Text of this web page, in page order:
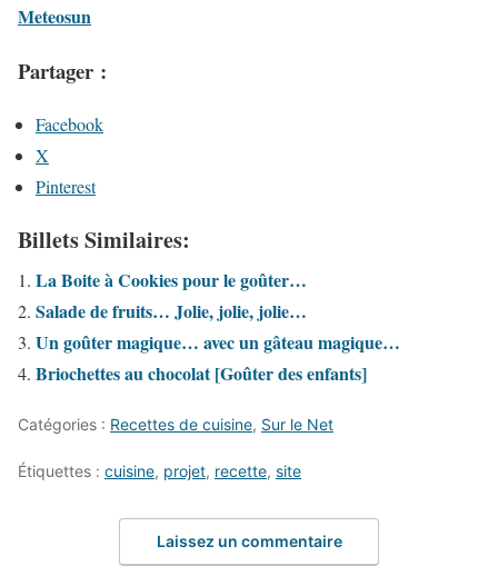
Meteosun
Partager :
Facebook
X
Pinterest
Billets Similaires:
La Boite à Cookies pour le goûter…
Salade de fruits… Jolie, jolie, jolie…
Un goûter magique… avec un gâteau magique…
Briochettes au chocolat [Goûter des enfants]
Catégories : Recettes de cuisine, Sur le Net
Étiquettes : cuisine, projet, recette, site
Laissez un commentaire